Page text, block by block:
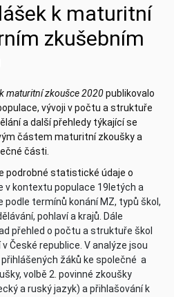
k maturitní
zkušebním
maturitní zkoušce 2020publikovalo
vývoji v počtu a struktuře
a další přehledy týkající se
částem maturitní zkoušky a
části.
podrobné statistické údaje o
kontextu populace 19letých a
termínů konání MZ, typů škol,
pohlaví a krajů. Dále
přehled o počtu a struktuře škol
České republice. V analýze jsou
žáků ke společné a
volbě 2. povinné zkoušky
a ruský jazyk) a přihlašování k